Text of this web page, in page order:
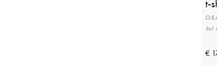
t-
Ref:
€